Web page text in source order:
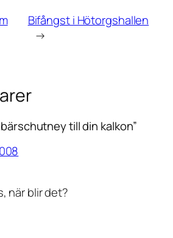
Bifångst i Hötorgshallen
→
till din kalkon”
när blir det?